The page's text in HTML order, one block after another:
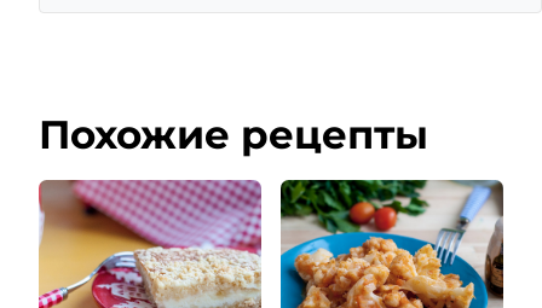
Похожие рецепты